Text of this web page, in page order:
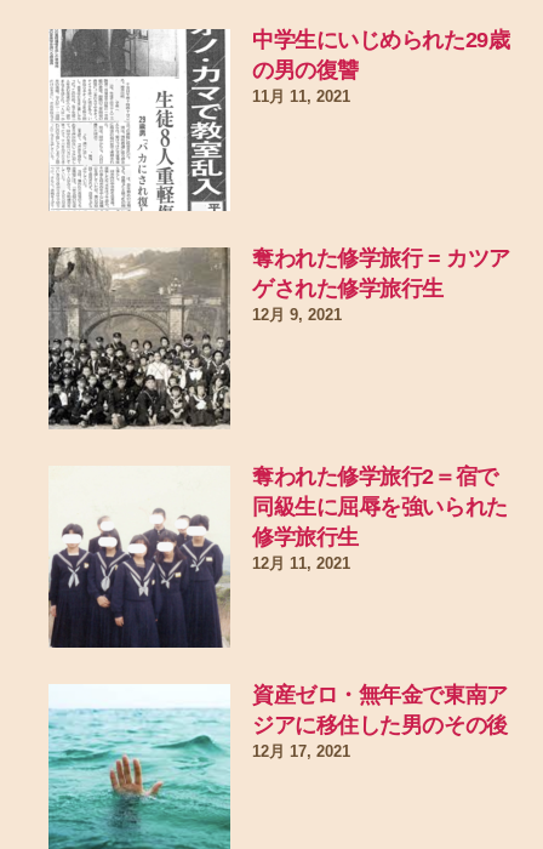
中学生にいじめられた29歳
の男の復讐
11月 11, 2021
奪われた修学旅行 = カツア
ゲされた修学旅行生
12月 9, 2021
奪われた修学旅行2＝宿で
同級生に屈辱を強いられた
修学旅行生
12月 11, 2021
資産ゼロ・無年金で東南ア
ジアに移住した男のその後
12月 17, 2021